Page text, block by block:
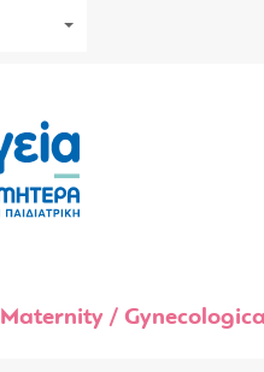
Maternity /